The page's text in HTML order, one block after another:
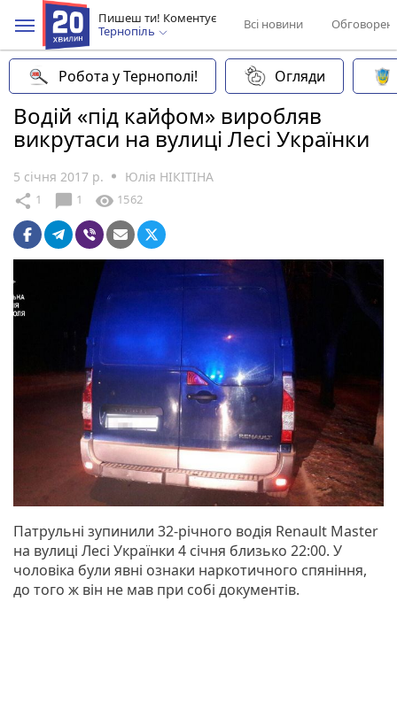
Пишеш ти! Коментує
Тернопіль
Всі новини
Робота у Тернополі! Огляди
Водій «під кайфом» виробляв
викрутаси на вулиці Лесі Українки
5 січня 2017 р. Юлія НІКІТІНА
share 1 chat_bubble 1 visibility 1562
Патрульні зупинили 32-річного водія Renault Master
на вулиці Лесі Українки 4 січня близько 22:00. У
чоловіка були явні ознаки наркотичного спяніння,
до того ж він не мав при собі документів.